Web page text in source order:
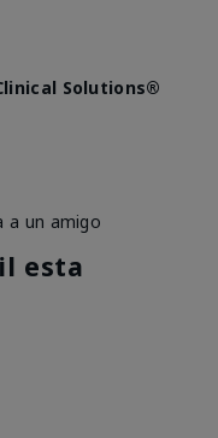
Solutions®
a un amigo
esta